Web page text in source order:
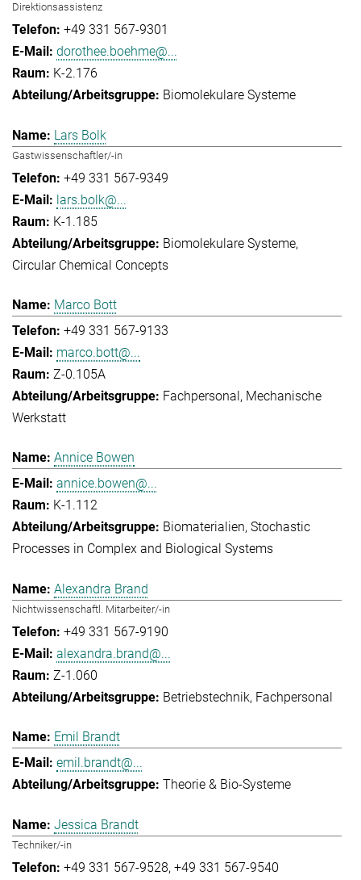
Direktionsassistenz
+49 331 567-9301
dorothee.boehme@...
K-2.176
Biomolekulare Systeme
Lars Bolk
Gastwissenschaftler/-in
+49 331 567-9349
lars.bolk@...
K-1.185
Biomolekulare Systeme
Circular Chemical Concepts
Marco Bott
+49 331 567-9133
marco.bott@...
Z-0.105A
Fachpersonal Mechanische
Werkstatt
Annice Bowen
annice.bowen@...
K-1.112
Biomaterialien Stochastic
Processes in Complex and Biological Systems
Alexandra Brand
Nichtwissenschaftl. Mitarbeiter/-in
+49 331 567-9190
alexandra.brand@...
Z-1.060
Betriebstechnik Fachpersonal
Emil Brandt
emil.brandt@...
Theorie & Bio-Systeme
Jessica Brandt
Techniker/-in
+49 331 567-9528 +49 331 567-9540